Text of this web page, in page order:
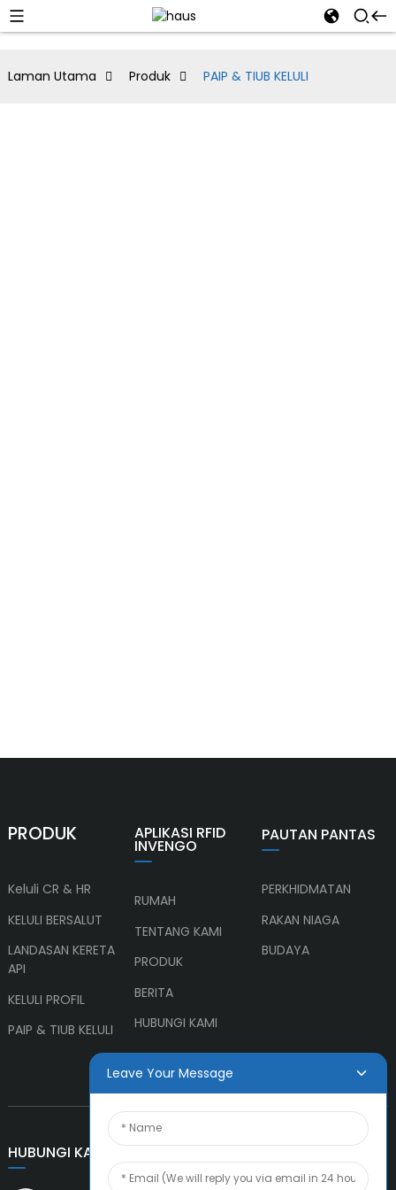
Laman Utama Produk PAIP & TIUB KELULI
PRODUK
Keluli CR & HR
KELULI BERSALUT
LANDASAN KERETA
API
KELULI PROFIL
PAIP & TIUB KELULI
APLIKASI RFID
INVENGO
RUMAH
TENTANG KAMI
PRODUK
BERITA
HUBUNGI KAMI
PAUTAN PANTAS
PERKHIDMATAN
RAKAN NIAGA
BUDAYA
HUBUNGI KAMI
Leave Your Message